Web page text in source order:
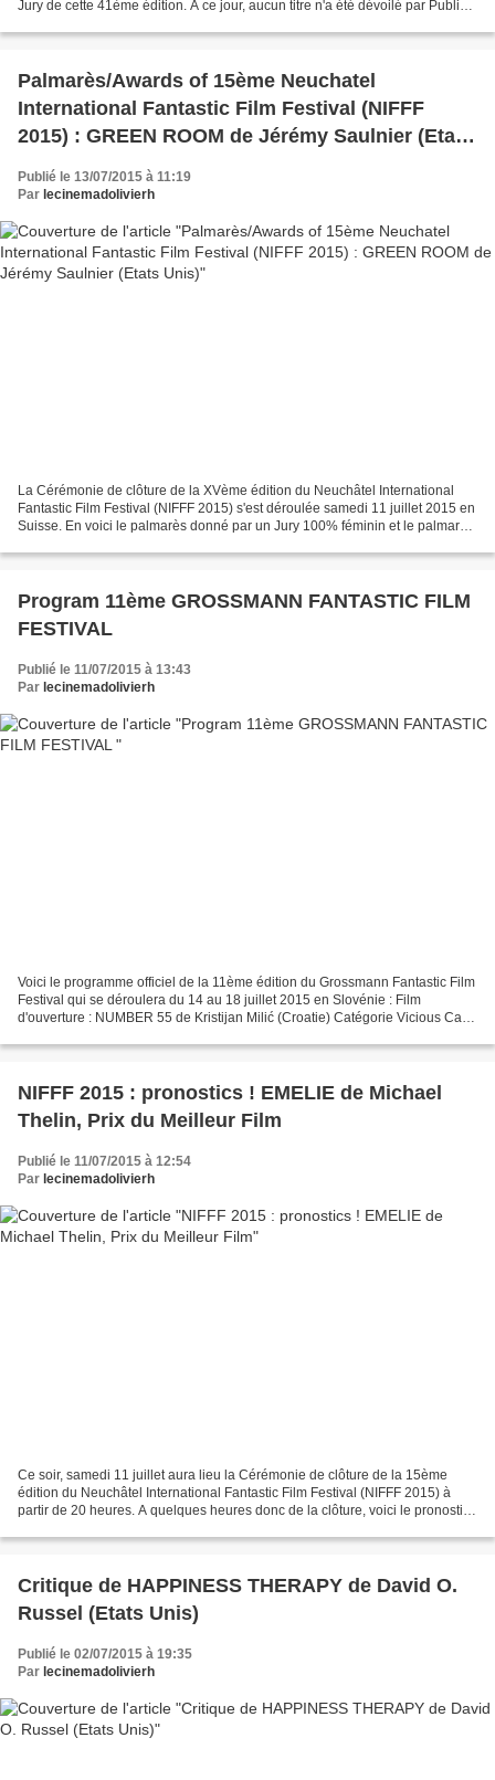
Jury de cette 41ème édition. A ce jour, aucun titre n'a été dévoilé par Public
Palmarès/Awards of 15ème Neuchatel
International Fantastic Film Festival (NIFFF
2015) : GREEN ROOM de Jérémy Saulnier (Etats
Unis)
Publié le 13/07/2015 à 11:19
Par lecinemadolivierh
La Cérémonie de clôture de la XVème édition du Neuchâtel International
Fantastic Film Festival (NIFFF 2015) s'est déroulée samedi 11 juillet 2015 en
Suisse. En voici le palmarès donné par un Jury 100% féminin et le palmarès
Program 11ème GROSSMANN FANTASTIC FILM
FESTIVAL
Publié le 11/07/2015 à 13:43
Par lecinemadolivierh
Voici le programme officiel de la 11ème édition du Grossmann Fantastic Film
Festival qui se déroulera du 14 au 18 juillet 2015 en Slovénie : Film
d'ouverture : NUMBER 55 de Kristijan Milić (Croatie) Catégorie Vicious Cat :
NIFFF 2015 : pronostics ! EMELIE de Michael
Thelin, Prix du Meilleur Film
Publié le 11/07/2015 à 12:54
Par lecinemadolivierh
Ce soir, samedi 11 juillet aura lieu la Cérémonie de clôture de la 15ème
édition du Neuchâtel International Fantastic Film Festival (NIFFF 2015) à
partir de 20 heures. A quelques heures donc de la clôture, voici le pronostic
Critique de HAPPINESS THERAPY de David O.
Russel (Etats Unis)
Publié le 02/07/2015 à 19:35
Par lecinemadolivierh